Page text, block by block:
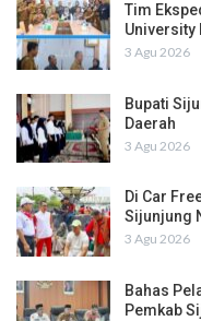
Tim
University
3 Agu 2026
Bupati
Daerah
3 Agu 2026
Di Car
Sijunjung
3 Agu 2026
Bahas
Pemkab